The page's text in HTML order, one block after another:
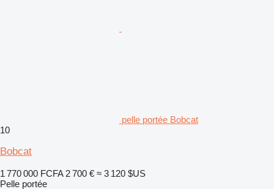
pelle portée Bobcat
10
Bobcat
1 770 000 FCFA 2 700 € ≈ 3 120 $US
Pelle portée